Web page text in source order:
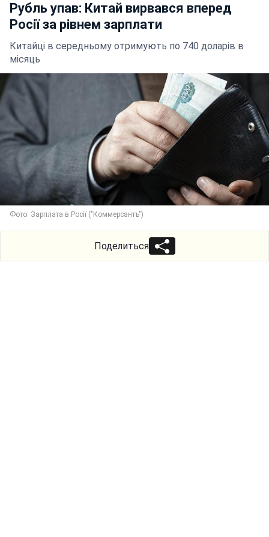
Рубль упав: Китай вирвався вперед
Росії за рівнем зарплати
Китайці в середньому отримують по 740 доларів в
місяць
Фото: Зарплата в Росії ("Коммерсантъ")
Поделиться